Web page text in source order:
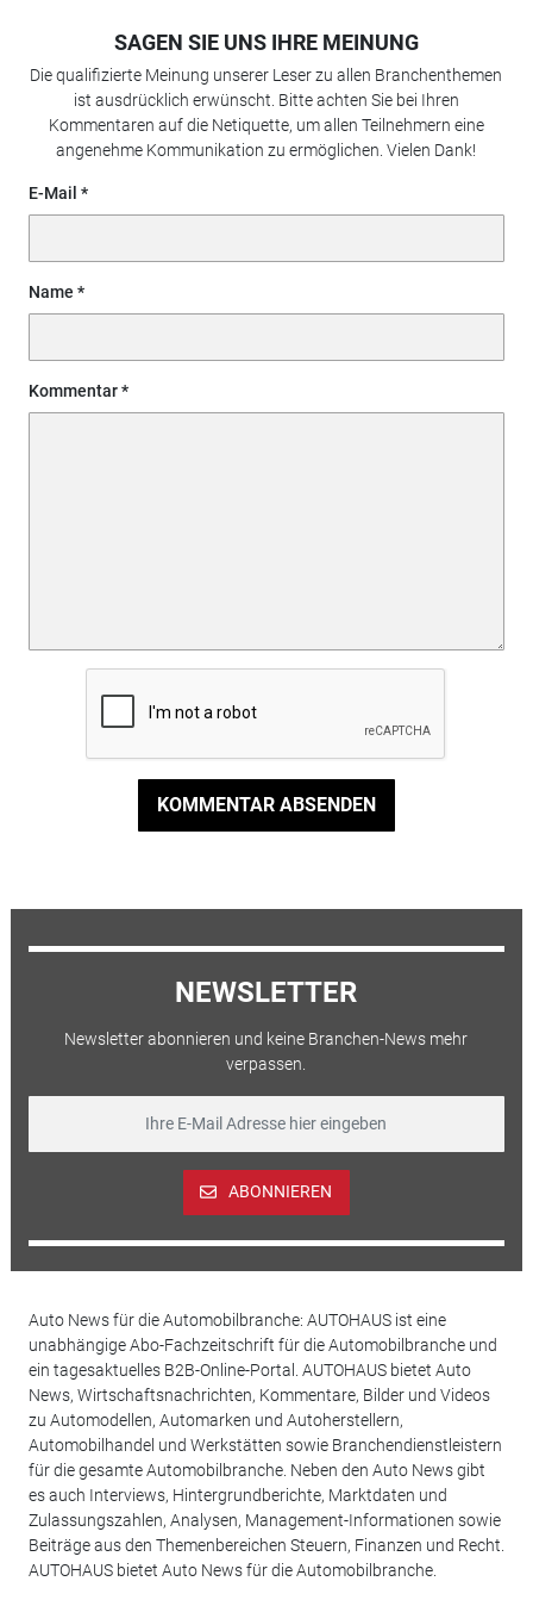
SAGEN SIE UNS IHRE MEINUNG
Die qualifizierte Meinung unserer Leser zu allen Branchenthemen
ist ausdrücklich erwünscht. Bitte achten Sie bei Ihren
Kommentaren auf die Netiquette, um allen Teilnehmern eine
angenehme Kommunikation zu ermöglichen. Vielen Dank!
E-Mail
Name
Kommentar
KOMMENTAR ABSENDEN
NEWSLETTER
Newsletter abonnieren und keine Branchen-News mehr
verpassen.
ABONNIEREN
Auto News für die Automobilbranche: AUTOHAUS ist eine
unabhängige Abo-Fachzeitschrift für die Automobilbranche und
ein tagesaktuelles B2B-Online-Portal. AUTOHAUS bietet Auto
News, Wirtschaftsnachrichten, Kommentare, Bilder und Videos
zu Automodellen, Automarken und Autoherstellern,
Automobilhandel und Werkstätten sowie Branchendienstleistern
für die gesamte Automobilbranche. Neben den Auto News gibt
es auch Interviews, Hintergrundberichte, Marktdaten und
Zulassungszahlen, Analysen, Management-Informationen sowie
Beiträge aus den Themenbereichen Steuern, Finanzen und Recht.
AUTOHAUS bietet Auto News für die Automobilbranche.